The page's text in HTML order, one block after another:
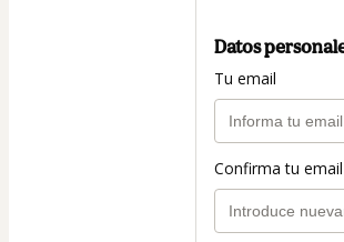
Datos
Tu email
Confirma tu email